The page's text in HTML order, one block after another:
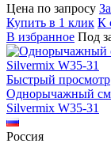
Цена по запросу
Купить в 1 клик К
В избранное Под
Быстрый просмотр
Однорычажный
Silvermix W35-31
Россия